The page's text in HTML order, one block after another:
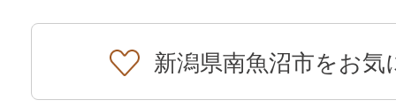
新潟県南魚沼市をお気